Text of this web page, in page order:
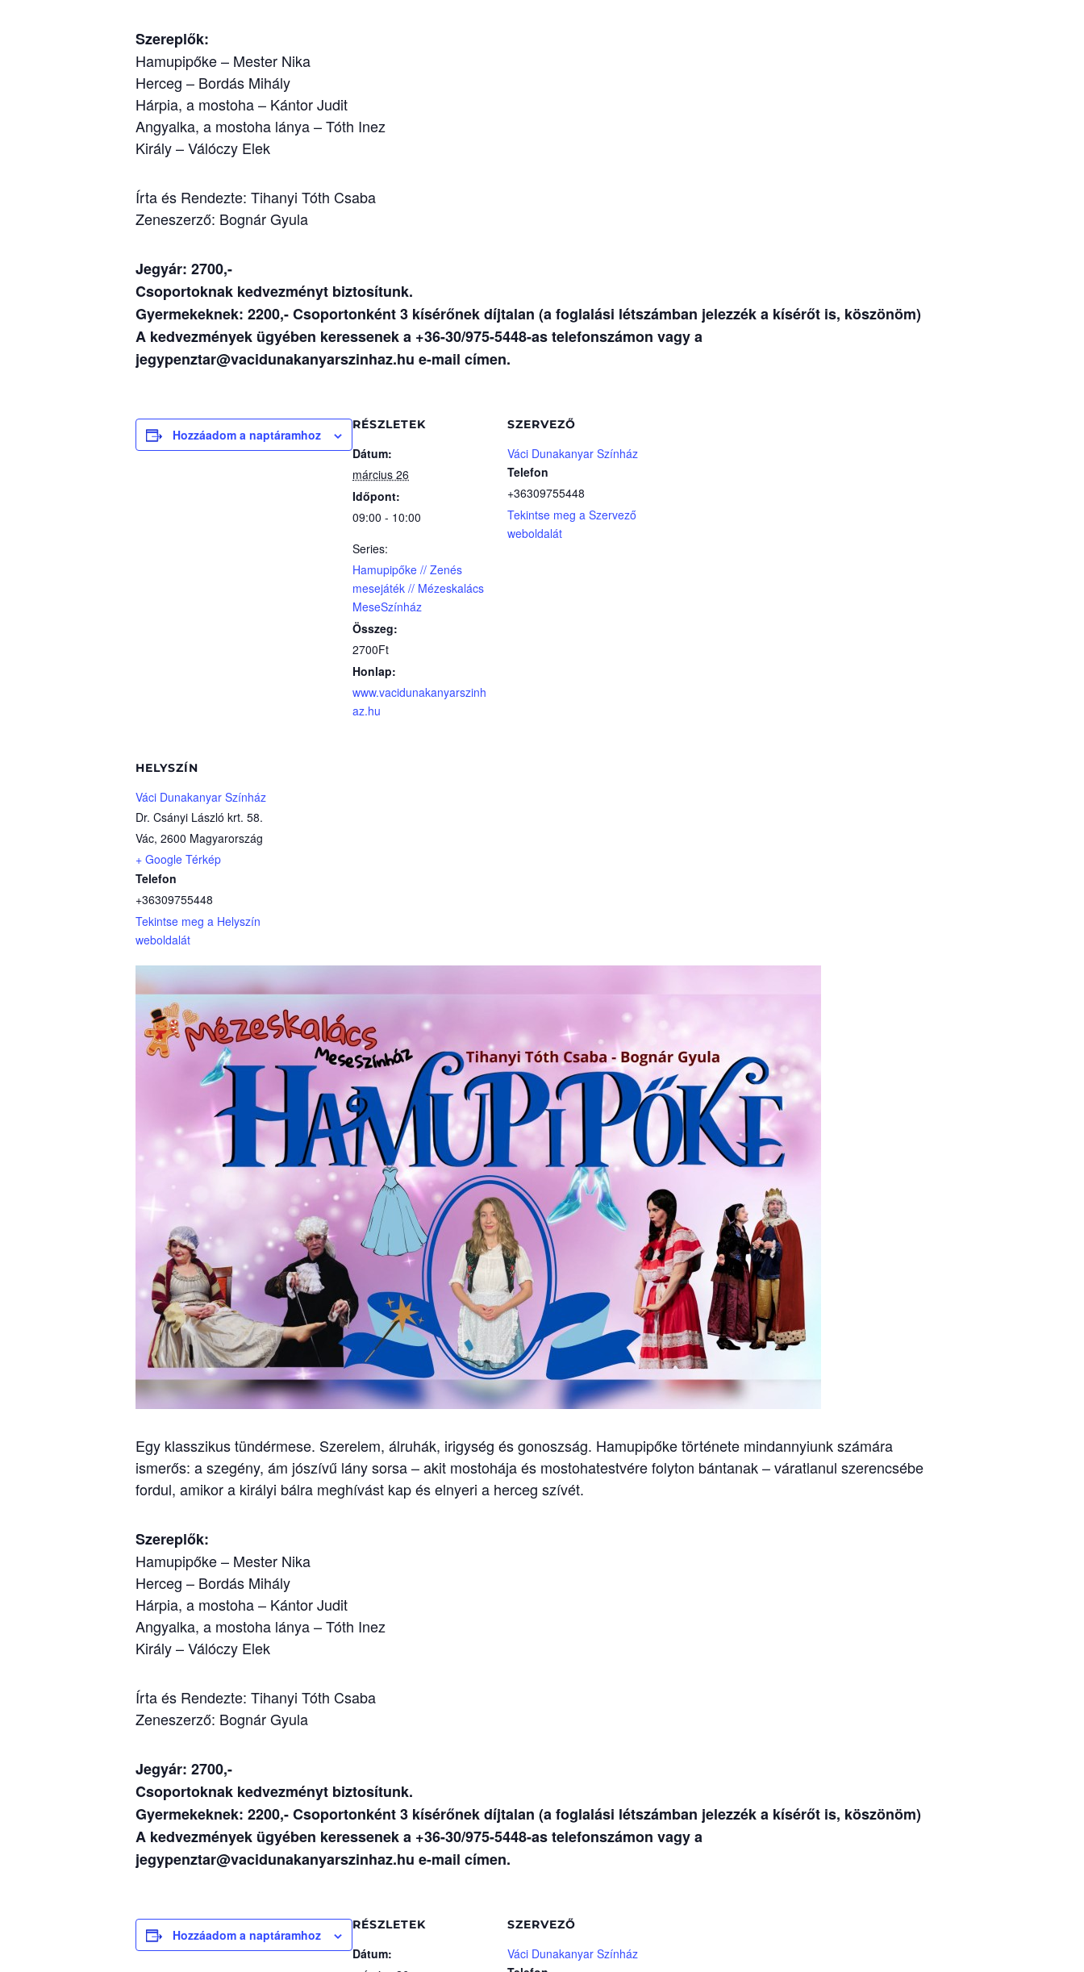
Szereplők:
Hamupipőke – Mester Nika
Herceg – Bordás Mihály
Hárpia, a mostoha – Kántor Judit
Angyalka, a mostoha lánya – Tóth Inez
Király – Válóczy Elek
Írta és Rendezte: Tihanyi Tóth Csaba
Zeneszerző: Bognár Gyula
Jegyár: 2700,-
Csoportoknak kedvezményt biztosítunk.
Gyermekeknek: 2200,- Csoportonként 3 kísérőnek díjtalan (a foglalási létszámban jelezzék a kísérőt is, köszönöm)
A kedvezmények ügyében keressenek a +36-30/975-5448-as telefonszámon vagy a
jegypenztar@vacidunakanyarszinhaz.hu e-mail címen.
Hozzáadom a naptáramhoz
RÉSZLETEK
Dátum:
március 26
Időpont:
09:00 - 10:00
Series:
Hamupipőke // Zenés
mesejáték // Mézeskalács
MeseSzínház
Összeg:
2700Ft
Honlap:
www.vacidunakanyarszinh
az.hu
SZERVEZŐ
Váci Dunakanyar Színház
Telefon
+36309755448
Tekintse meg a Szervező
weboldalát
HELYSZÍN
Váci Dunakanyar Színház
Dr. Csányi László krt. 58.
Vác, 2600 Magyarország
+ Google Térkép
Telefon
+36309755448
Tekintse meg a Helyszín
weboldalát
Egy klasszikus tündérmese. Szerelem, álruhák, irigység és gonoszság. Hamupipőke története mindannyiunk számára
ismerős: a szegény, ám jószívű lány sorsa – akit mostohája és mostohatestvére folyton bántanak – váratlanul szerencsébe
fordul, amikor a királyi bálra meghívást kap és elnyeri a herceg szívét.
Szereplők:
Hamupipőke – Mester Nika
Herceg – Bordás Mihály
Hárpia, a mostoha – Kántor Judit
Angyalka, a mostoha lánya – Tóth Inez
Király – Válóczy Elek
Írta és Rendezte: Tihanyi Tóth Csaba
Zeneszerző: Bognár Gyula
Jegyár: 2700,-
Csoportoknak kedvezményt biztosítunk.
Gyermekeknek: 2200,- Csoportonként 3 kísérőnek díjtalan (a foglalási létszámban jelezzék a kísérőt is, köszönöm)
A kedvezmények ügyében keressenek a +36-30/975-5448-as telefonszámon vagy a
jegypenztar@vacidunakanyarszinhaz.hu e-mail címen.
Hozzáadom a naptáramhoz
RÉSZLETEK
Dátum:
SZERVEZŐ
Váci Dunakanyar Színház